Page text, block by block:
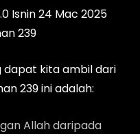
Isnin 24 Mac 2025
239
kita ambil dari
239 ini adalah:
Allah daripada